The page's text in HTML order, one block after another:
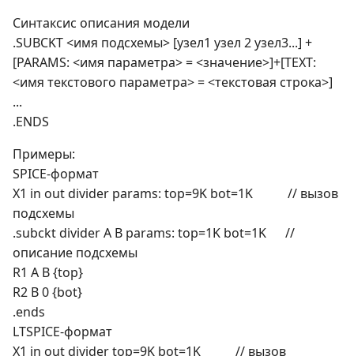
Синтаксис описания модели
.SUBCKT <имя подсхемы> [узел1 узел 2 узел3...] +
[PARAMS: <имя параметра> = <значение>]+[TEXT:
<имя текстового параметра> = <текстовая строка>]
...
.ENDS
Примеры:
SPICE-формат
X1 in out divider params: top=9K bot=1K // вызов
подсхемы
.subckt divider A B params: top=1K bot=1K //
описание подсхемы
R1 A B {top}
R2 B 0 {bot}
.ends
LTSPICE-формат
X1 in out divider top=9K bot=1K // вызов